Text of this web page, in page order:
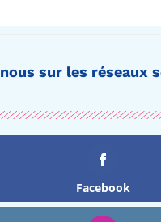
sur les réseaux
Facebook